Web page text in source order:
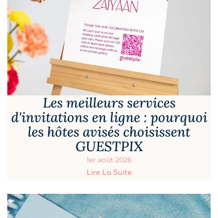
Les meilleurs services
d'invitations en ligne : pourquoi
les hôtes avisés choisissent
GUESTPIX
1er août 2026
Lire La Suite